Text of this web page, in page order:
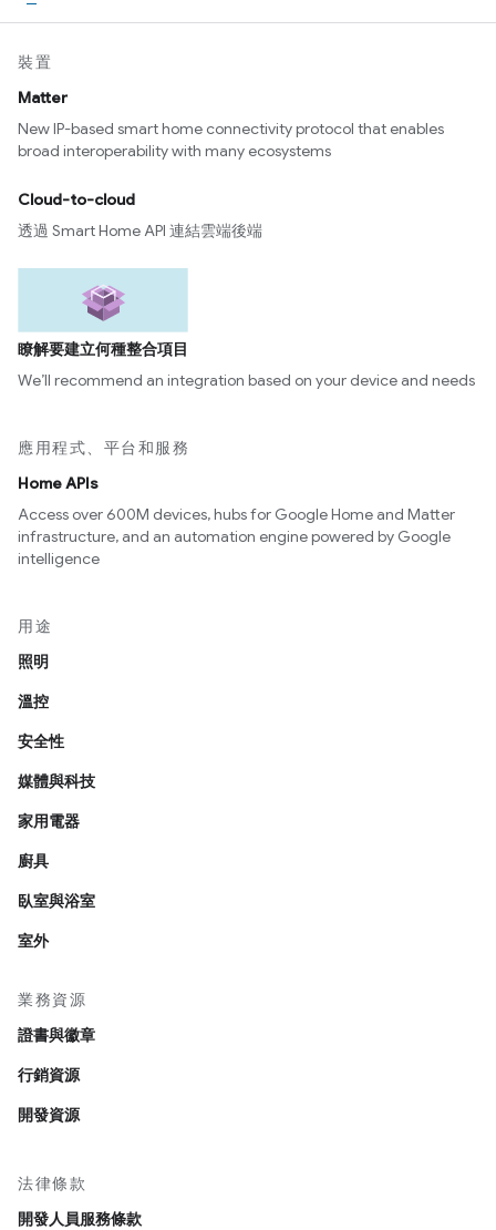
裝置
Matter
New IP-based smart home connectivity protocol that enables
broad interoperability with many ecosystems
Cloud-to-cloud
透過 Smart Home API 連結雲端後端
瞭解要建立何種整合項目
We’ll recommend an integration based on your device and needs
應用程式、平台和服務
Home APIs
Access over 600M devices, hubs for Google Home and Matter
infrastructure, and an automation engine powered by Google
intelligence
用途
照明
溫控
安全性
媒體與科技
家用電器
廚具
臥室與浴室
室外
業務資源
證書與徽章
行銷資源
開發資源
法律條款
開發人員服務條款